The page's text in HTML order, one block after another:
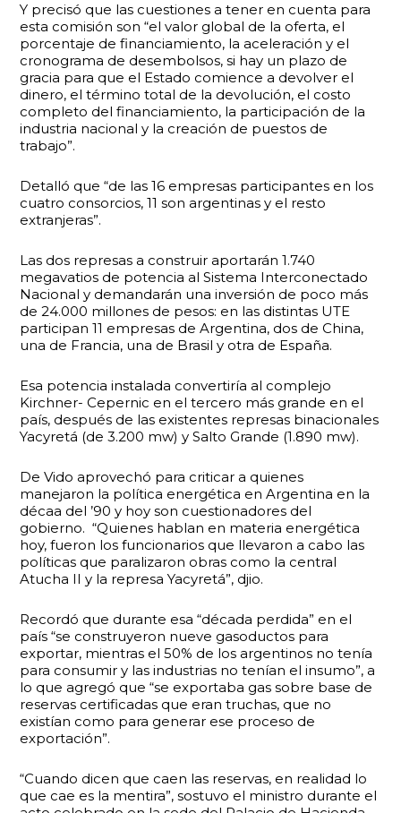
Y precisó que las cuestiones a tener en cuenta para
esta comisión son “el valor global de la oferta, el
porcentaje de financiamiento, la aceleración y el
cronograma de desembolsos, si hay un plazo de
gracia para que el Estado comience a devolver el
dinero, el término total de la devolución, el costo
completo del financiamiento, la participación de la
industria nacional y la creación de puestos de
trabajo”.
Detalló que “de las 16 empresas participantes en los
cuatro consorcios, 11 son argentinas y el resto
extranjeras”.
Las dos represas a construir aportarán 1.740
megavatios de potencia al Sistema Interconectado
Nacional y demandarán una inversión de poco más
de 24.000 millones de pesos: en las distintas UTE
participan 11 empresas de Argentina, dos de China,
una de Francia, una de Brasil y otra de España.
Esa potencia instalada convertiría al complejo
Kirchner- Cepernic en el tercero más grande en el
país, después de las existentes represas binacionales
Yacyretá (de 3.200 mw) y Salto Grande (1.890 mw).
De Vido aprovechó para criticar a quienes
manejaron la política energética en Argentina en la
décaa del ’90 y hoy son cuestionadores del
gobierno. “Quienes hablan en materia energética
hoy, fueron los funcionarios que llevaron a cabo las
políticas que paralizaron obras como la central
Atucha II y la represa Yacyretá”, djio.
Recordó que durante esa “década perdida” en el
país “se construyeron nueve gasoductos para
exportar, mientras el 50% de los argentinos no tenía
para consumir y las industrias no tenían el insumo”, a
lo que agregó que “se exportaba gas sobre base de
reservas certificadas que eran truchas, que no
existían como para generar ese proceso de
exportación”.
“Cuando dicen que caen las reservas, en realidad lo
que cae es la mentira”, sostuvo el ministro durante el